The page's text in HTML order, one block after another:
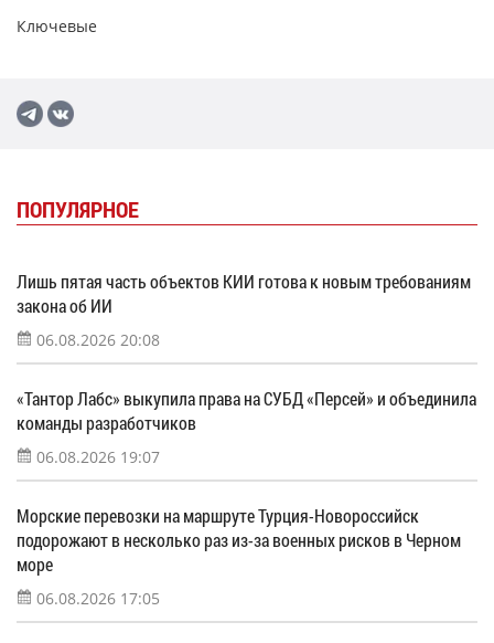
Ключевые
ПОПУЛЯРНОЕ
Лишь пятая часть объектов КИИ готова к новым требованиям
закона об ИИ
06.08.2026 20:08
«Тантор Лабс» выкупила права на СУБД «Персей» и объединила
команды разработчиков
06.08.2026 19:07
Морские перевозки на маршруте Турция-Новороссийск
подорожают в несколько раз из-за военных рисков в Черном
море
06.08.2026 17:05